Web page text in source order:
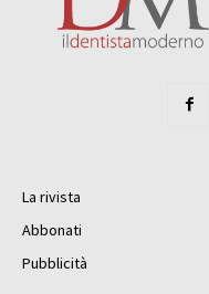
La rivista
Abbonati
Pubblicità